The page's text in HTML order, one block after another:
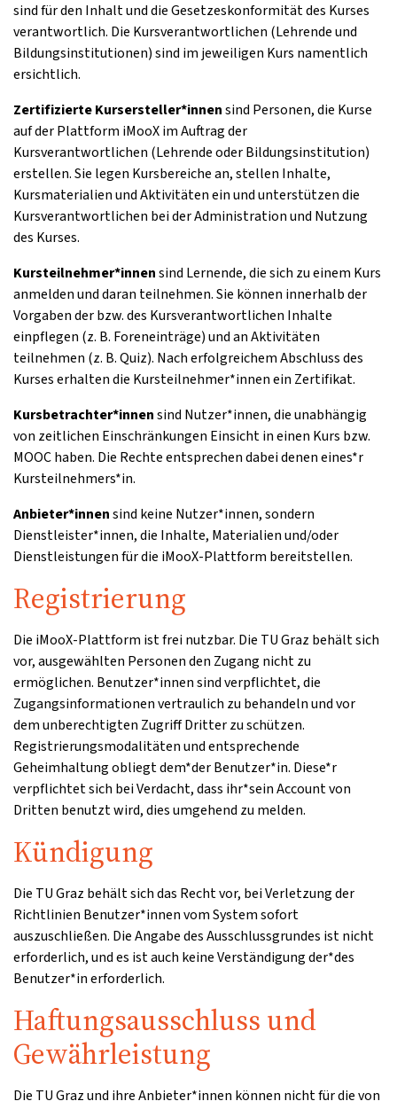
sind für den Inhalt und die Gesetzeskonformität des Kurses
verantwortlich. Die Kursverantwortlichen (Lehrende und
Bildungsinstitutionen) sind im jeweiligen Kurs namentlich
ersichtlich.
Zertifizierte Kursersteller*innensind Personen, die Kurse
auf der Plattform iMooX im Auftrag der
Kursverantwortlichen (Lehrende oder Bildungsinstitution)
erstellen. Sie legen Kursbereiche an, stellen Inhalte,
Kursmaterialien und Aktivitäten ein und unterstützen die
Kursverantwortlichen bei der Administration und Nutzung
des Kurses.
Kursteilnehmer*innensind Lernende, die sich zu einem Kurs
anmelden und daran teilnehmen. Sie können innerhalb der
Vorgaben der bzw. des Kursverantwortlichen Inhalte
einpflegen (z. B. Foreneinträge) und an Aktivitäten
teilnehmen (z. B. Quiz). Nach erfolgreichem Abschluss des
Kurses erhalten die Kursteilnehmer*innen ein Zertifikat.
Kursbetrachter*innensind Nutzer*innen, die unabhängig
von zeitlichen Einschränkungen Einsicht in einen Kurs bzw.
MOOC haben. Die Rechte entsprechen dabei denen eines*r
Kursteilnehmers*in.
Anbieter*innensind keine Nutzer*innen, sondern
Dienstleister*innen, die Inhalte, Materialien und/oder
Dienstleistungen für die iMooX-Plattform bereitstellen.
Registrierung
Die iMooX-Plattform ist frei nutzbar. Die TU Graz behält sich
vor, ausgewählten Personen den Zugang nicht zu
ermöglichen. Benutzer*innen sind verpflichtet, die
Zugangsinformationen vertraulich zu behandeln und vor
dem unberechtigten Zugriff Dritter zu schützen.
Registrierungsmodalitäten und entsprechende
Geheimhaltung obliegt dem*der Benutzer*in. Diese*r
verpflichtet sich bei Verdacht, dass ihr*sein Account von
Dritten benutzt wird, dies umgehend zu melden.
Kündigung
Die TU Graz behält sich das Recht vor, bei Verletzung der
Richtlinien Benutzer*innen vom System sofort
auszuschließen. Die Angabe des Ausschlussgrundes ist nicht
erforderlich, und es ist auch keine Verständigung der*des
Benutzer*in erforderlich.
Haftungsausschluss und
Gewährleistung
Die TU Graz und ihre Anbieter*innen können nicht für die von